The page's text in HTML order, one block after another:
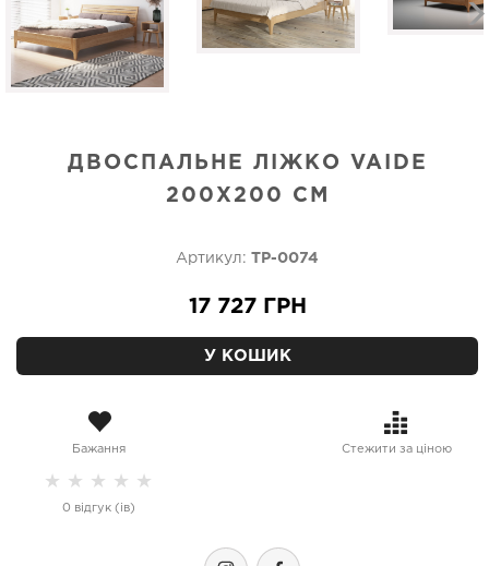
ДВОСПАЛЬНЕ ЛІЖКО VAIDE
200Х200 СМ
Артикул: TP-0074
17 727 ГРН
У КОШИК
Бажання Стежити за ціною
★ ★ ★ ★ ★
0 відгук (ів)